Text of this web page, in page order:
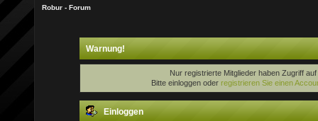
Robur - Forum
Warnung!
Nur registrierte Mitglieder haben Zugriff
Bitte einloggen oder registrieren Sie einen
Einloggen